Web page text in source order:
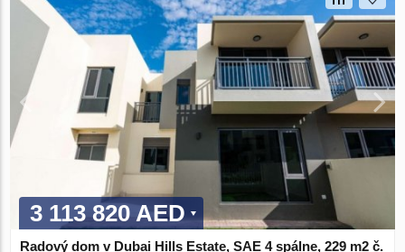
3 113 820 AED
Radový dom v Dubai Hills Estate, SAE 4 spálne, 229 m2 č.